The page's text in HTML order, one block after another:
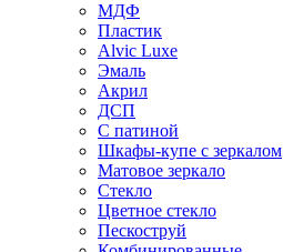
МДФ
Пластик
Alvic Luxe
Эмаль
Акрил
ДСП
С патиной
Шкафы-купе с зеркалом
Матовое зеркало
Стекло
Цветное стекло
Пескоструй